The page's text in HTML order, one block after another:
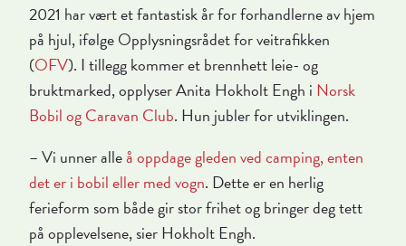
2021 har vært et fantastisk år for forhandlerne av hjem
på hjul, ifølge Opplysningsrådet for veitrafikken
(OFV). I tillegg kommer et brennhett leie- og
bruktmarked, opplyser Anita Hokholt Engh i Norsk
Bobil og Caravan Club. Hun jubler for utviklingen.
– Vi unner alleå oppdage gleden ved camping, enten
det er i bobil eller med vogn. Dette er en herlig
ferieform som både gir stor frihet og bringer deg tett
på opplevelsene, sier Hokholt Engh.